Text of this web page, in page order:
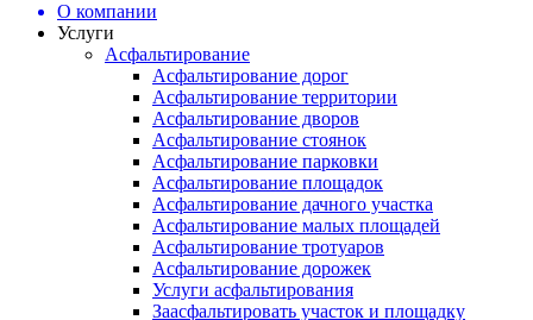
О компании
Услуги
Асфальтирование
Асфальтирование дорог
Асфальтирование территории
Асфальтирование дворов
Асфальтирование стоянок
Асфальтирование парковки
Асфальтирование площадок
Асфальтирование дачного участка
Асфальтирование малых площадей
Асфальтирование тротуаров
Асфальтирование дорожек
Услуги асфальтирования
Заасфальтировать участок и площадку